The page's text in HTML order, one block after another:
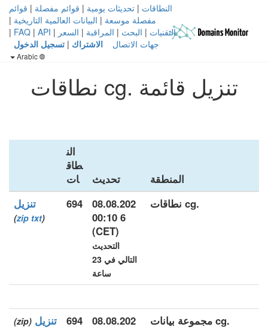
النطاقات | تحديثات يومية | قوائم مفصلة | قوائم
مفصلة موسعة | البيانات العالمية التاريخية |
التقنيات | البحث | المراقبة | السعر |
FAQ | API
|
جهات الاتصال
الاشتراك | تسجيل الدخول
تنزيل قائمة .cg نطاقات
المنطقة تحديث
الن
طاق
ات
.cg نطاقات
08.08.202
6 00:10
(CET)
التحديث
التالي في 23
ساعة
694 تنزيل
(
zip txt
)
.cg مجموعة بيانات
08.08.202
694 تنزيل (zip)